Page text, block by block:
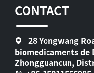
CONTACT
28 Yongwang
biomedicaments de
Zhongguancun,